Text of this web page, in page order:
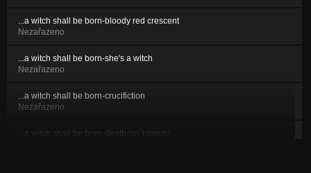
...a witch shall be born-bloody red crescent
Nezařazeno
...a witch shall be born-she's a witch
Nezařazeno
...a witch shall be born-crucifiction
Nezařazeno
...a witch shall be born-death isn´t dainty